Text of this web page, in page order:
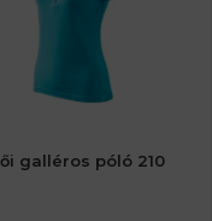
galléros póló 210